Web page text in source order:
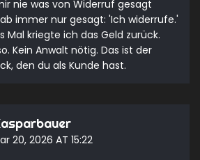
nie was von Widerruf gesagt
immer nur gesagt: 'Ich widerrufe.'
Mal kriegte ich das Geld zurück.
Kein Anwalt nötig. Das ist der
den du als Kunde hast.
20, 2026 AT 15:22